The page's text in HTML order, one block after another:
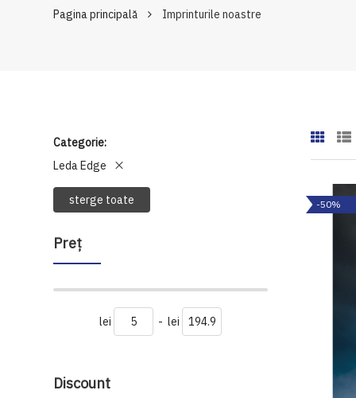
Pagina principală Imprinturile noastre
Categorie
Leda Edge
sterge toate
Preţ
lei - lei
Discount
-50%